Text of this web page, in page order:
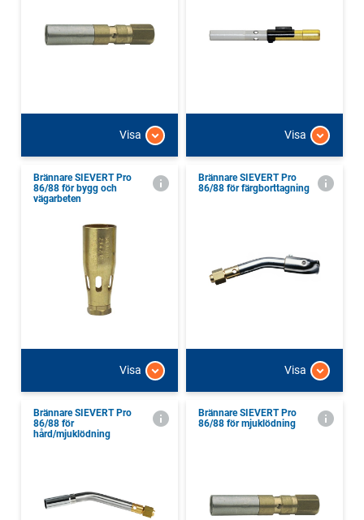
Visa Visa
Brännare SIEVERT Pro
86/88 för bygg och
vägarbeten
Visa
Brännare SIEVERT Pro
86/88 för färgborttagning
Visa
Brännare SIEVERT Pro
86/88 för
hård/mjuklödning
Brännare SIEVERT Pro
86/88 för mjuklödning